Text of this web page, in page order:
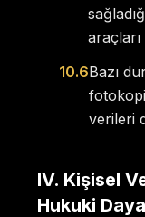
araçları
10.6Bazı
verileri
IV. Kişisel
Hukuki